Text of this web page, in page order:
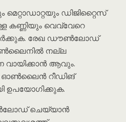
മെറ്റാഡാറ്റയും ഡിജിറ്റൈസ്
കണ്ണിയും വെവ്വേറെ
രേഖ ഡൗൺലോഡ്
നല്ല
ആവും.
ഓൺലൈൻ റീഡിങ്
ഉപയോഗിക്കുക.
ചെയ്യാൻ